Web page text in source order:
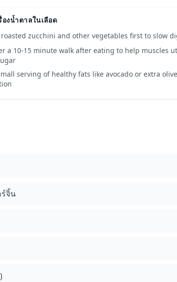
องน้ำตาลในเลือด
roasted zucchini and other vegetables first to slow
a 10-15 minute walk after eating to help muscles
serving of healthy fats like avocado or extra
จิ้น